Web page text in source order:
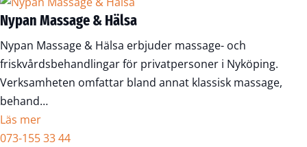
Nypan Massage & Hälsa
Nypan Massage & Hälsa erbjuder massage- och
friskvårdsbehandlingar för privatpersoner i Nyköping.
Verksamheten omfattar bland annat klassisk massage,
behand…
Läs mer
073-155 33 44